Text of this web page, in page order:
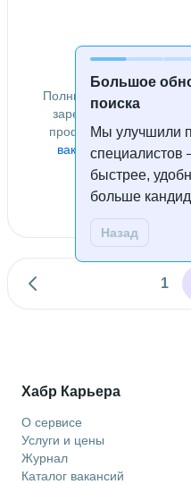
Большое
поиска
Мы улучшили
специалистов
быстрее,
больше
Назад
Полный поиск по базе
зарегистрированным
профилем компании, у
вакансияили
Войти
1
Хабр Карьера
О сервисе
Услуги и цены
Журнал
Каталог вакансий